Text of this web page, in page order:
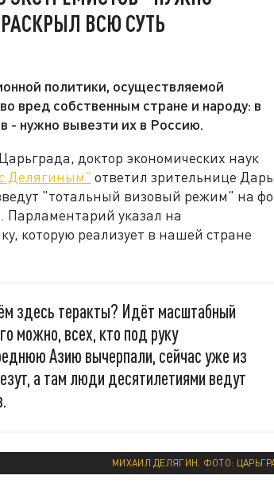
ВСЮ СУТЬ
политики, осуществляемой
вред собственным стране и народу: в
- нужно вывезти их в Россию.
доктор экономических наук
Делягиным" ответил зрительнице
"тотальный визовый режим" на
Парламентарий указал на
которую реализует в нашей стране
здесь теракты? Идёт масштабный
можно, всех, кто под руку
Азию вычерпали, сейчас уже из
а там люди десятилетиями ведут
МИХАИЛ ДЕЛЯГИН. ФОТО: